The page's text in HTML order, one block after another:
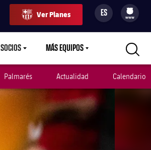
Ver Planes ES
filled-badge
www
SOCIOSLABEL.ARIA.CARETDOWN
MÁS EQUIPOSLABEL.ARIA.CARETDOWN
Palmarés Actualidad Calendario